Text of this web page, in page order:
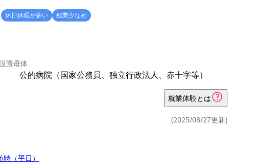
休日休暇が多い 残業少なめ
置母体
公的病院（国家公務員、独立行政法人、赤十字等）
就業体験とは
(2025/08/27更新)
時（平日）